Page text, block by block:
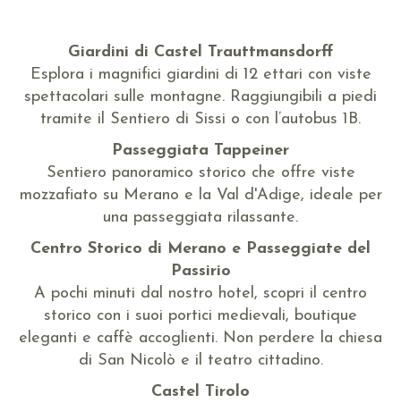
Giardini di Castel Trauttmansdorff
Esplora i magnifici giardini di 12 ettari con viste
spettacolari sulle montagne. Raggiungibili a piedi
tramite il Sentiero di Sissi o con l’autobus 1B.
Passeggiata Tappeiner
Sentiero panoramico storico che offre viste
mozzafiato su Merano e la Val d'Adige, ideale per
una passeggiata rilassante.
Centro Storico di Merano e Passeggiate del
Passirio
A pochi minuti dal nostro hotel, scopri il centro
storico con i suoi portici medievali, boutique
eleganti e caffè accoglienti. Non perdere la chiesa
di San Nicolò e il teatro cittadino.
Castel Tirolo